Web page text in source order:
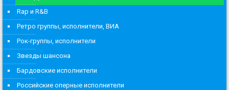
Rap и R&B
Ретро группы, исполнители, ВИА
Рок-группы, исполнители
Звезды шансона
Бардовские исполнители
Российские оперные исполнители